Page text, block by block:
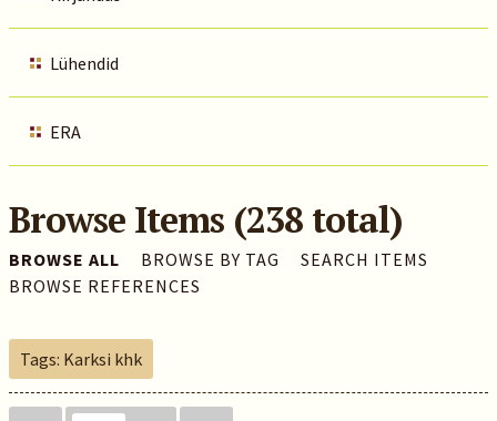
Lühendid
ERA
Browse Items (238 total)
BROWSE ALL BROWSE BY TAG
SEARCH ITEMS
BROWSE REFERENCES
Tags: Karksi khk